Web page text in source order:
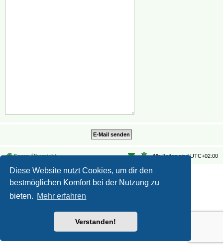
Diese Website nutzt Cookies, um dir den
bestmöglichen Komfort bei der Nutzung zu
bieten. Mehr erfahren
Verstanden!
Foren-Übersicht Alle Zeiten sindUTC+02:00
Datenschutz|Nutzungsbedingungen